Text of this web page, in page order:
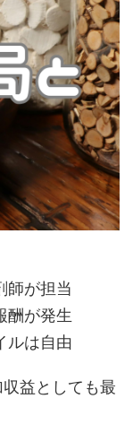
師が担当
酬が発生
ルは自由
益としても最